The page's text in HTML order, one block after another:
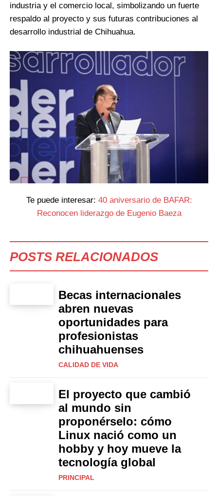
industria y el comercio local, simbolizando un fuerte
respaldo al proyecto y sus futuras contribuciones al
desarrollo industrial de Chihuahua.
Te puede interesar: 40 aniversario de BAFAR:
Reconocen liderazgo de Eugenio Baeza
POSTS RELACIONADOS
Becas internacionales
abren nuevas
oportunidades para
profesionistas
chihuahuenses
CALIDAD DE VIDA
El proyecto que cambió
al mundo sin
proponérselo: cómo
Linux nació como un
hobby y hoy mueve la
tecnología global
PRINCIPAL